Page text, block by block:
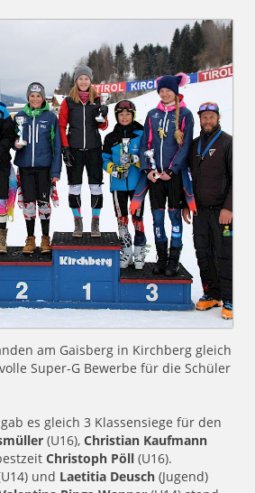
am Gaisberg in Kirchberg gleich
Super-G Bewerbe für die Schüler
es gleich 3 Klassensiege für den
(U16), Christian Kaufmann
Christoph Pöll (U16).
und Laetitia Deusch (Jugend)